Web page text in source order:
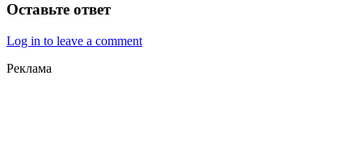
Оставьте ответ
Log in to leave a comment
Реклама